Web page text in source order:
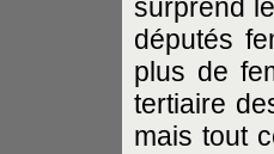
surprend
députés
plus de
tertiaire
mais tout